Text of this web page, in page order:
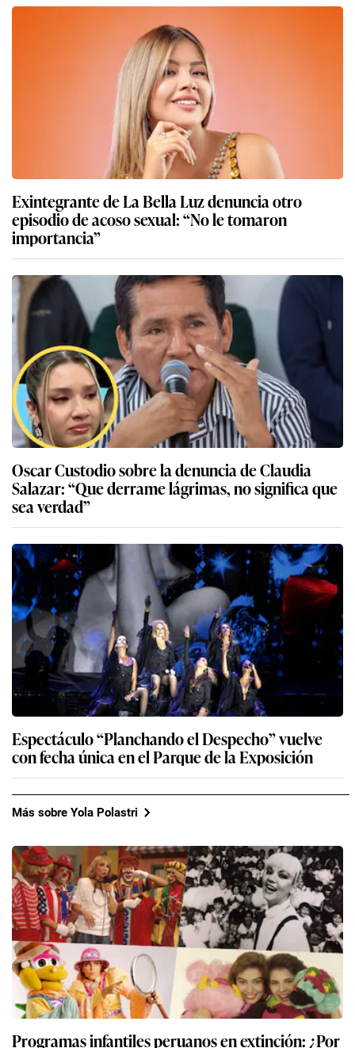
Exintegrante de La Bella Luz denuncia otro
episodio de acoso sexual: “No le tomaron
importancia”
Oscar Custodio sobre la denuncia de Claudia
Salazar: “Que derrame lágrimas, no significa que
sea verdad”
Espectáculo “Planchando el Despecho” vuelve
con fecha única en el Parque de la Exposición
Más sobre Yola Polastri
Programas infantiles peruanos en extinción: ¿Por